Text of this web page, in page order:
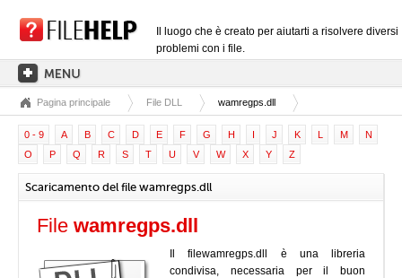
Il luogo che è creato per aiutarti a risolvere diversi
problemi con i file.
PAGINA PRINCIPALE
CATEGORIE DELLE ESTENSIONI
CATEGORIE DEI DRIVER
FILE DLL
CONVERSIONI DI FILE
SOFTWARE
Pagina principale File DLL wamregps.dll
0 - 9 A B C D E F G H I J K L M
N
O
P Q R S T U V W X Y Z
Scaricamento del file wamregps.dll
File wamregps.dll
Il filewamregps.dll è una libreria
condivisa, necessaria per il buon